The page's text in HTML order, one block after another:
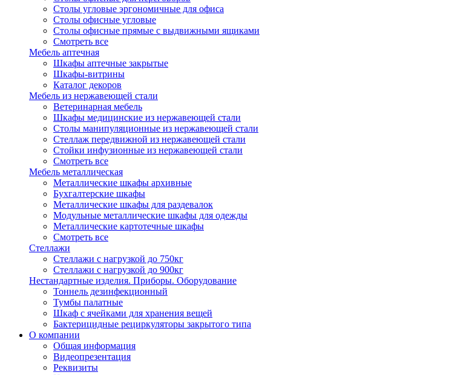
Столы угловые эргономичные для офиса
Столы офисные угловые
Столы офисные прямые с выдвижными ящиками
Смотреть все
Мебель аптечная
Шкафы аптечные закрытые
Шкафы-витрины
Каталог декоров
Мебель из нержавеющей стали
Ветеринарная мебель
Шкафы медицинские из нержавеющей стали
Столы манипуляционные из нержавеющей стали
Стеллаж передвижной из нержавеющей стали
Стойки инфузионные из нержавеющей стали
Смотреть все
Мебель металлическая
Металлические шкафы архивные
Бухгалтерские шкафы
Металлические шкафы для раздевалок
Модульные металлические шкафы для одежды
Металлические картотечные шкафы
Смотреть все
Стеллажи
Стеллажи с нагрузкой до 750кг
Стеллажи с нагрузкой до 900кг
Нестандартные изделия. Приборы. Оборудование
Тоннель дезинфекционный
Тумбы палатные
Шкаф с ячейками для хранения вещей
Бактерицидные рециркуляторы закрытого типа
О компании
Общая информация
Видеопрезентация
Реквизиты